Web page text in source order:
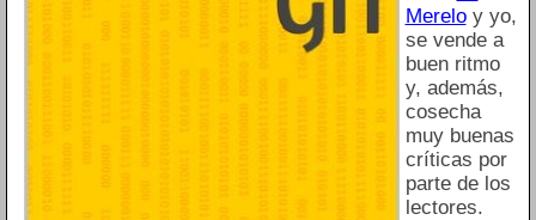
Mereloy yo,
se vende a
buen ritmo
y, además,
cosecha
muy buenas
críticas por
parte de los
lectores.